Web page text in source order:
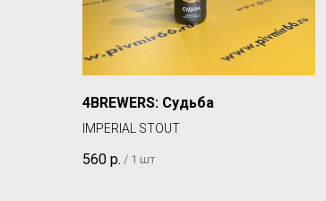
4BREWERS: Судьба
IMPERIAL STOUT
560 р. / 1 шт